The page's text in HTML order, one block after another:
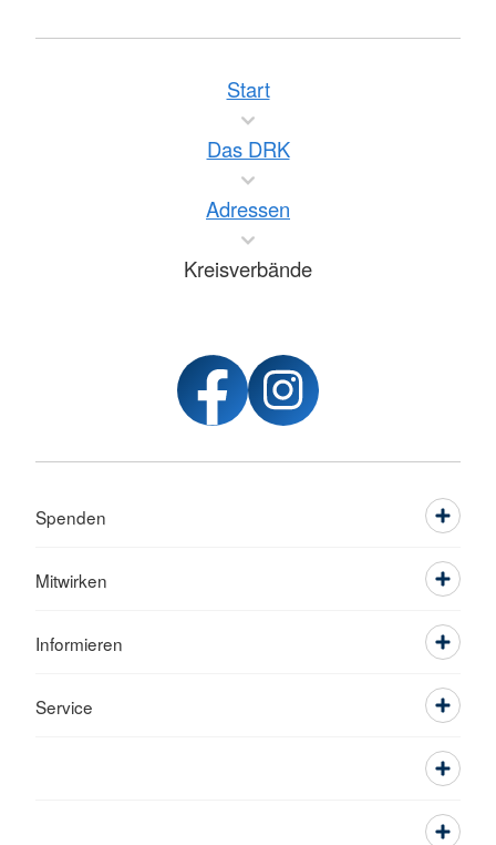
Start
Das DRK
Adressen
Kreisverbände
Spenden
Mitwirken
Informieren
Service